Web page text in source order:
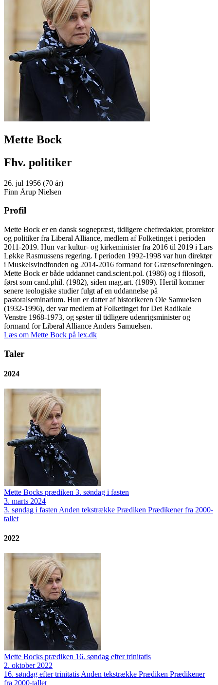
Mette Bock
Fhv. politiker
26. jul 1956 (70 år)
Finn Årup Nielsen
Profil
Mette Bock er en dansk sognepræst, tidligere chefredaktør, prorektor
og politiker fra Liberal Alliance, medlem af Folketinget i perioden
2011-2019. Hun var kultur- og kirkeminister fra 2016 til 2019 i Lars
Løkke Rasmussens regering. I perioden 1992-1998 var hun direktør
i Muskelsvindfonden og 2014-2016 formand for Grænseforeningen.
Mette Bock er både uddannet cand.scient.pol. (1986) og i filosofi,
først som cand.phil. (1982), siden mag.art. (1989). Hertil kommer
senere teologiske studier fulgt af en uddannelse på
pastoralseminarium. Hun er datter af historikeren Ole Samuelsen
(1932-1996), der var medlem af Folketinget for Det Radikale
Venstre 1968-1973, og søster til tidligere udenrigsminister og
formand for Liberal Alliance Anders Samuelsen.
Læs om Mette Bock på lex.dk
Taler
2024
Mette Bocks prædiken 3. søndag i fasten
3. marts 2024
3. søndag i fastenAnden tekstrække Prædiken Prædikener fra 2000-
tallet
2022
Mette Bocks prædiken 16. søndag efter trinitatis
2. oktober 2022
16. søndag efter trinitatis Anden tekstrække Prædiken Prædikener
fra 2000-tallet